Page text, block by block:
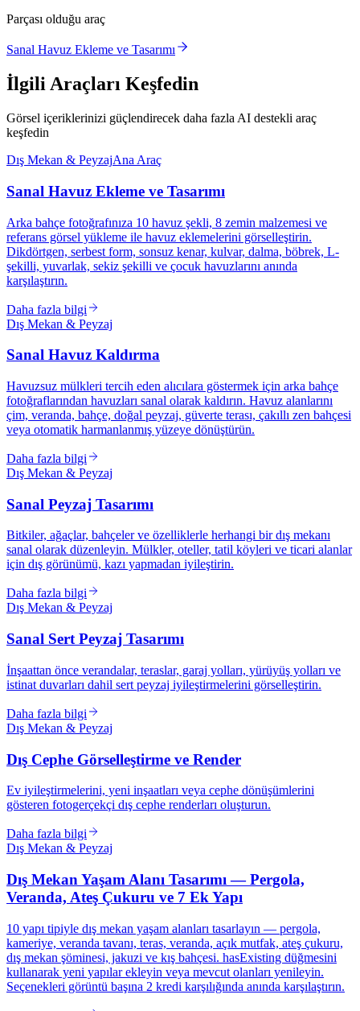
Parçası olduğu araç
Sanal Havuz Ekleme ve Tasarımı
İlgili Araçları Keşfedin
Görsel içeriklerinizi güçlendirecek daha fazla AI destekli araç
keşfedin
Dış Mekan & PeyzajAna Araç
Sanal Havuz Ekleme ve Tasarımı
Arka bahçe fotoğrafınıza 10 havuz şekli, 8 zemin malzemesi ve
referans görsel yükleme ile havuz eklemelerini görselleştirin.
Dikdörtgen, serbest form, sonsuz kenar, kulvar, dalma, böbrek, L-
şekilli, yuvarlak, sekiz şekilli ve çocuk havuzlarını anında
karşılaştırın.
Daha fazla bilgi
Dış Mekan & Peyzaj
Sanal Havuz Kaldırma
Havuzsuz mülkleri tercih eden alıcılara göstermek için arka bahçe
fotoğraflarından havuzları sanal olarak kaldırın. Havuz alanlarını
çim, veranda, bahçe, doğal peyzaj, güverte terası, çakıllı zen bahçesi
veya otomatik harmanlanmış yüzeye dönüştürün.
Daha fazla bilgi
Dış Mekan & Peyzaj
Sanal Peyzaj Tasarımı
Bitkiler, ağaçlar, bahçeler ve özelliklerle herhangi bir dış mekanı
sanal olarak düzenleyin. Mülkler, oteller, tatil köyleri ve ticari alanlar
için dış görünümü, kazı yapmadan iyileştirin.
Daha fazla bilgi
Dış Mekan & Peyzaj
Sanal Sert Peyzaj Tasarımı
İnşaattan önce verandalar, teraslar, garaj yolları, yürüyüş yolları ve
istinat duvarları dahil sert peyzaj iyileştirmelerini görselleştirin.
Daha fazla bilgi
Dış Mekan & Peyzaj
Dış Cephe Görselleştirme ve Render
Ev iyileştirmelerini, yeni inşaatları veya cephe dönüşümlerini
gösteren fotogerçekçi dış cephe renderları oluşturun.
Daha fazla bilgi
Dış Mekan & Peyzaj
Dış Mekan Yaşam Alanı Tasarımı — Pergola,
Veranda, Ateş Çukuru ve 7 Ek Yapı
10 yapı tipiyle dış mekan yaşam alanları tasarlayın — pergola,
kameriye, veranda tavanı, teras, veranda, açık mutfak, ateş çukuru,
dış mekan şöminesi, jakuzi ve kış bahçesi. hasExisting düğmesini
kullanarak yeni yapılar ekleyin veya mevcut olanları yenileyin.
Seçenekleri görüntü başına 2 kredi karşılığında anında karşılaştırın.